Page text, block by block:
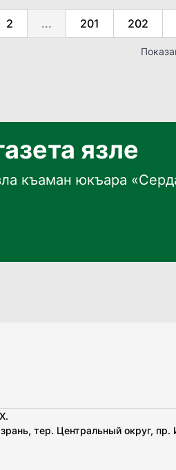
2 ... 201 202
язле
къаман юкъара
тер. Центральный округ, пр.